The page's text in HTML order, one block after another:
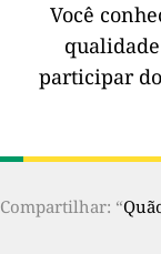
Você
participar
Compartilhar: “